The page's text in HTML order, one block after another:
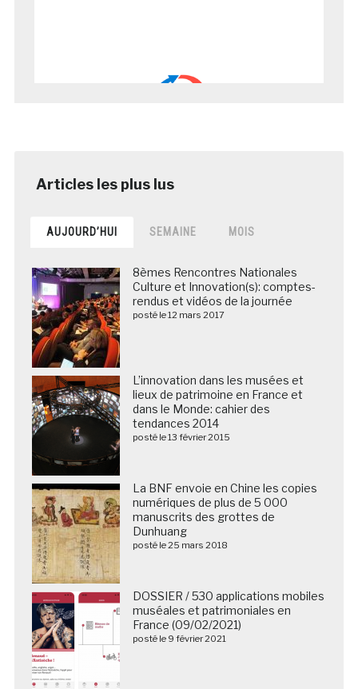
AUJOURD’HUI SEMAINE MOIS
8èmes Rencontres Nationales
Culture et Innovation(s): comptes-
rendus et vidéos de la journée
posté le 12 mars 2017
L’innovation dans les musées et
lieux de patrimoine en France et
dans le Monde: cahier des
tendances 2014
posté le 13 février 2015
La BNF envoie en Chine les copies
numériques de plus de 5 000
manuscrits des grottes de
Dunhuang
posté le 25 mars 2018
DOSSIER / 530 applications mobiles
muséales et patrimoniales en
France (09/02/2021)
posté le 9 février 2021